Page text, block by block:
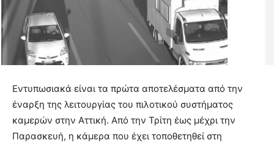
Εντυπωσιακά είναι τα πρώτα αποτελέσματα από την
έναρξη της λειτουργίας του πιλοτικού συστήματος
καμερών στην Αττική. Από την Τρίτη έως μέχρι την
Παρασκευή, η κάμερα που έχει τοποθετηθεί στη